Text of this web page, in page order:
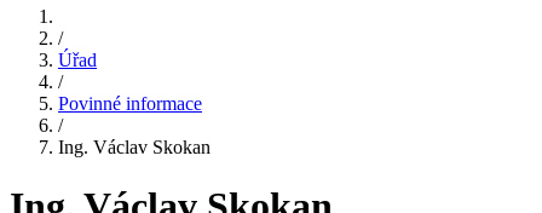
/
Úřad
/
Povinné informace
/
Ing. Václav Skokan